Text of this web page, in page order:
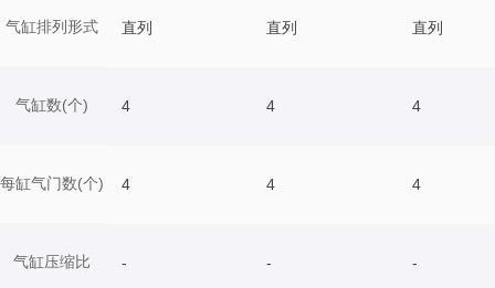
气缸排列形式
气缸数(个)
每缸气门数(个)
气缸压缩比
直列 直列 直列
4 4 4
4 4 4
- - -